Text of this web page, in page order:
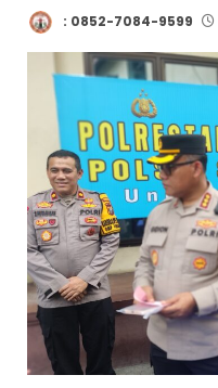
: 0852-7084-9599